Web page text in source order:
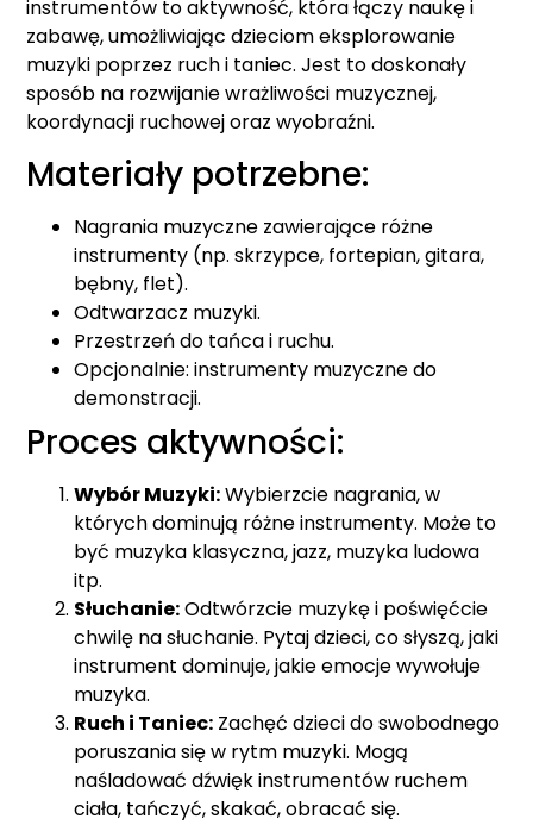
instrumentów to aktywność, która łączy naukę i
zabawę, umożliwiając dzieciom eksplorowanie
muzyki poprzez ruch i taniec. Jest to doskonały
sposób na rozwijanie wrażliwości muzycznej,
koordynacji ruchowej oraz wyobraźni.
Materiały potrzebne:
Nagrania muzyczne zawierające różne
instrumenty (np. skrzypce, fortepian, gitara,
bębny, flet).
Odtwarzacz muzyki.
Przestrzeń do tańca i ruchu.
Opcjonalnie: instrumenty muzyczne do
demonstracji.
Proces aktywności:
Wybór Muzyki:Wybierzcie nagrania, w
których dominują różne instrumenty. Może to
być muzyka klasyczna, jazz, muzyka ludowa
itp.
Słuchanie:Odtwórzcie muzykę i poświęćcie
chwilę na słuchanie. Pytaj dzieci, co słyszą, jaki
instrument dominuje, jakie emocje wywołuje
muzyka.
Ruch i Taniec: Zachęć dzieci do swobodnego
poruszania się w rytm muzyki. Mogą
naśladować dźwięk instrumentów ruchem
ciała, tańczyć, skakać, obracać się.